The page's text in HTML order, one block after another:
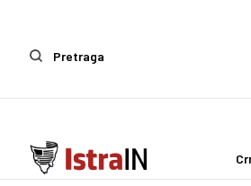
Pretraga
IstraIn